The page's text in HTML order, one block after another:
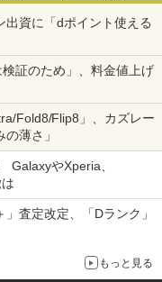
資に「dポイント使える
証のため」、料金値上げ
Fold8/Flip8」、カズレー
薄さ」
やXperia、
査定改定、「Dランク」
もっと見る